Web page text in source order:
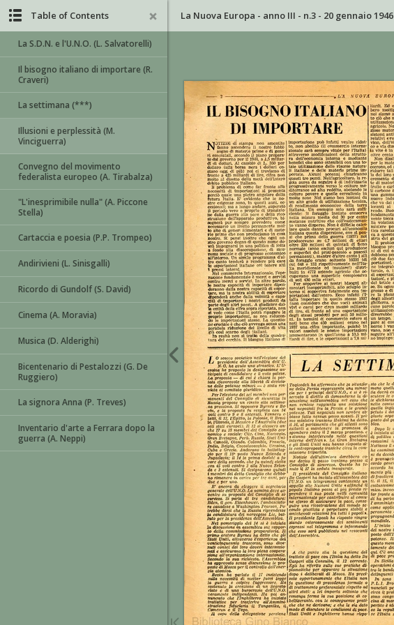
La Nuova Europa - anno III - n.3 - 20 gennaio 1946
Table of Contents
La S.D.N. e l'U.N.O. (L. Salvatorelli)
Il bisogno italiano di importare (R.
Craveri)
La settimana (***)
Illusioni e perplessità (M.
Vinciguerra)
Convegno del movimento
federalista europeo (A. Tirabalza)
"L'inesprimibile nulla" (A. Piccone
Stella)
Cartaccia e poesia (P.P. Trompeo)
Andirivieni (L. Sinisgalli)
Ricordo di Gundolf (S. David)
Cinema (A. Moravia)
Musica (D. Alderighi)
Bicentenario di Pestalozzi (G. De
Ruggiero)
La signora Anna (P. Treves)
Inventario d'arte a Ferrara dopo la
guerra (A. Neppi)